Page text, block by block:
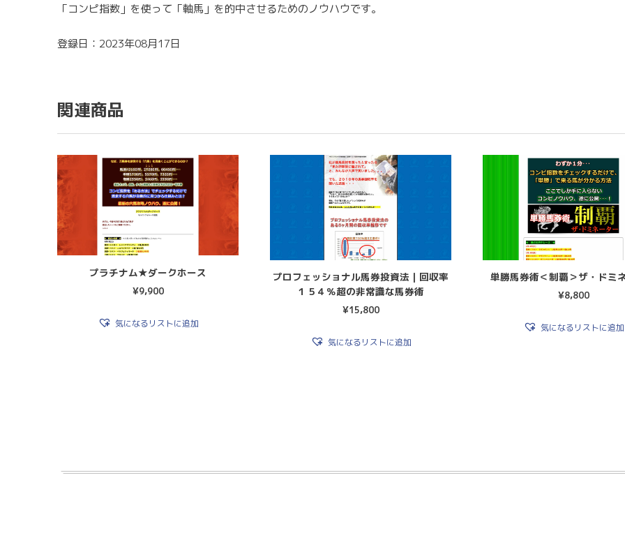
「コンピ指数」を使って「軸馬」を的中させるためのノウハウです。
登録日：2023年08月17日
関連商品
プラチナム★ダークホース
¥9,900
気になるリストに追加
プロフェッショナル馬券投資法｜回収率
１５４％超の非常識な馬券術
¥15,800
気になるリストに追加
単勝馬券術＜制覇＞ザ・ドミ
¥8,800
気になるリストに追加